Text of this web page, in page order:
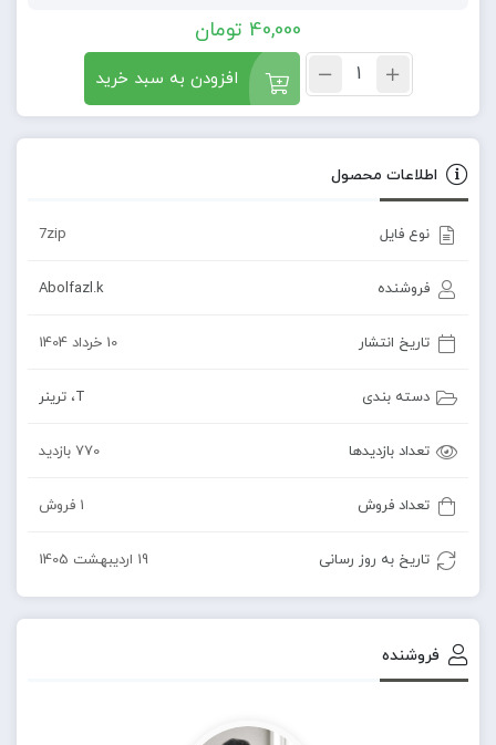
40,000 تومان
افزودن به سبد خرید
اطلاعات محصول
نوع فایل 7zip
فروشنده Abolfazl.k
تاریخ انتشار 10 خرداد 1404
دسته بندی T، ترینر
تعداد بازدیدها 770 بازدید
تعداد فروش 1 فروش
تاریخ به روز رسانی 19 اردیبهشت 1405
فروشنده